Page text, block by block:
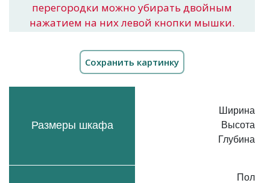
перегородки можно убирать двойным
нажатием на них левой кнопки мышки.
Размеры шкафа
Ширина
Высота
Глубина
Пол